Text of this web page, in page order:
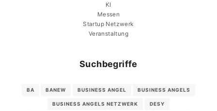
KI
Messen
Startup Netzwerk
Veranstaltung
Suchbegriffe
BA BANEW BUSINESS ANGEL BUSINESS ANGELS
BUSINESS ANGELS NETZWERK DESY